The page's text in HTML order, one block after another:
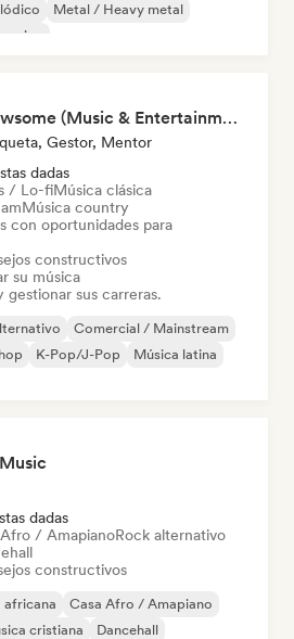
Metal / Heavy metal
Justin Newsome (Music & Entertainment Executive | A&R, Artist Development & Partnerships | Applied AI & Systems Strategy)
Gestor, Mentor
dadas
/ Lo-fiMúsica clásica
Música country
con oportunidades para
constructivos
su música
gestionar sus carreras.
Comercial / Mainstream
K-Pop/J-Pop
Música latina
dadas
Afro / AmapianoRock alternativo
constructivos
africana
Casa Afro / Amapiano
cristiana
Dancehall